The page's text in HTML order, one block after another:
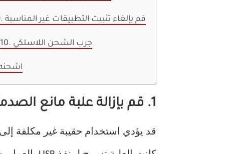
9. قم بإلغاء تثبيت التطبيقات غير المناسبة
10. جرب الشحن اللاسلكي
1. قم بإزالة علبة مانع الصدمات